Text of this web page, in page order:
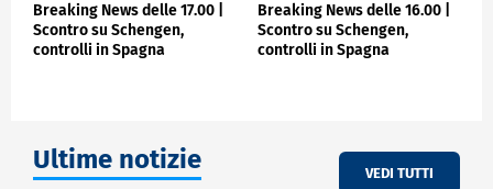
Breaking News delle 17.00 |
Scontro su Schengen,
controlli in Spagna
Breaking News delle 16.00 |
Scontro su Schengen,
controlli in Spagna
Ultime notizie VEDI TUTTI